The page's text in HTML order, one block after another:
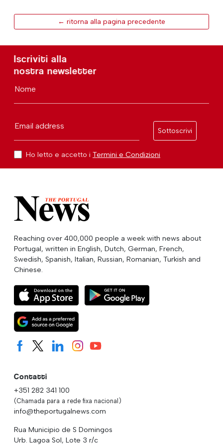
← ritorna alla pagina precedente
Iscriviti alla
nostra newsletter
Nome
Email address
Sottoscrivi
Ho letto e accetto i Termini e Condizioni
Reaching over 400,000 people a week with news about
Portugal, written in English, Dutch, German, French,
Swedish, Spanish, Italian, Russian, Romanian, Turkish and
Chinese.
Contatti
+351 282 341 100
(Chamada para a rede fixa nacional)
info@theportugalnews.com
Rua Municipio de S Domingos
Urb. Lagoa Sol, Lote 3 r/c